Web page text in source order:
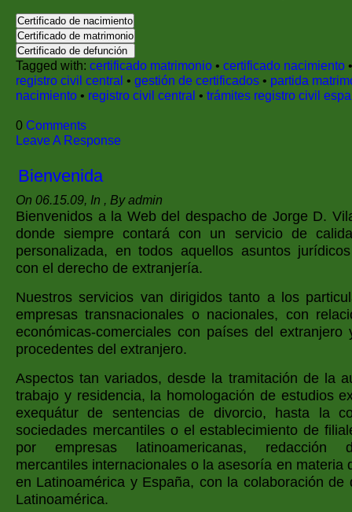
Tagged with: certificado matrimonio • certificado nacimiento
registro civil central • gestión de certificados • partida
nacimiento • registro civil central • trámites registro civil
0 Comments
Leave A Response
Bienvenida
On 06.15.09, In , By admin
Bienvenidos a la Web del despacho de Jorge D.
donde siempre contará con un servicio de
personalizada, en todos aquellos asuntos
con el derecho de extranjería.
Nuestros servicios van dirigidos tanto a los
empresas transnacionales o nacionales, con
económicas-comerciales con países del extranjero
procedentes del extranjero.
Aspectos tan variados, desde la tramitación de la
trabajo y residencia, la homologación de estudios
exequátur de sentencias de divorcio, hasta la
sociedades mercantiles o el establecimiento de
por empresas latinoamericanas, redacción
mercantiles internacionales o la asesoría en materia
en Latinoamérica y España, con la colaboración de
Latinoamérica.